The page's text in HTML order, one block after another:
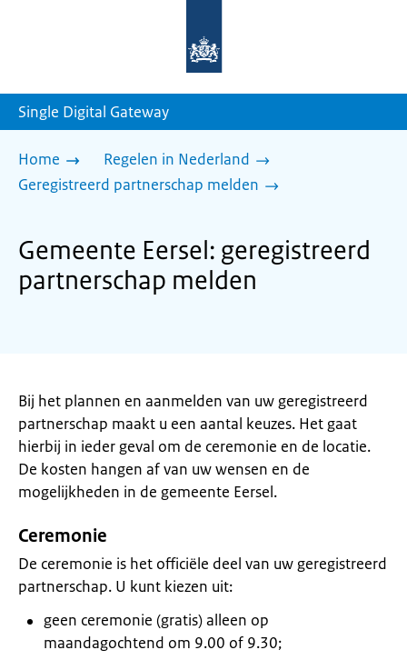
homepage
Single Digital Gateway
Home
Regelen in Nederland
Geregistreerd partnerschap melden
Gemeente Eersel: geregistreerd
partnerschap melden
Bij het plannen en aanmelden van uw geregistreerd
partnerschap maakt u een aantal keuzes. Het gaat
hierbij in ieder geval om de ceremonie en de locatie.
De kosten hangen af van uw wensen en de
mogelijkheden in de gemeente Eersel.
Ceremonie
De ceremonie is het officiële deel van uw geregistreerd
partnerschap. U kunt kiezen uit:
geen ceremonie (gratis) alleen op
maandagochtend om 9.00 of 9.30;